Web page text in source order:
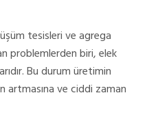
tesisleri ve agrega
problemlerden biri, elek
Bu durum üretimin
artmasına ve ciddi zaman